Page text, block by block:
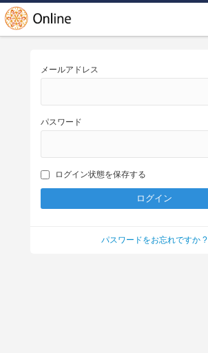
メールアドレス
パスワード
ログイン状態を保存する
パスワードをお忘れですか ?